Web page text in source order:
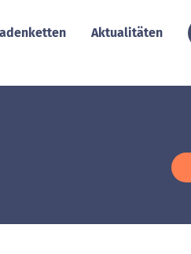
Aktualitäten